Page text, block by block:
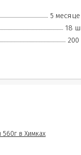
5
18
200